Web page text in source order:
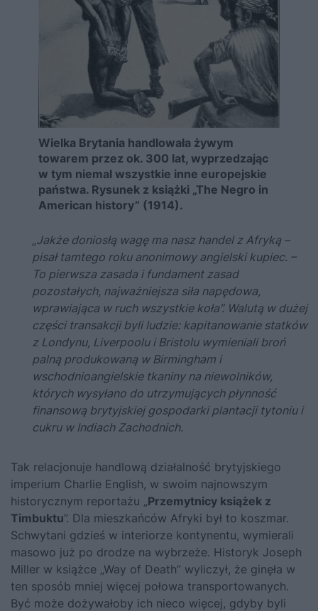
Wielka Brytania handlowała żywym
towarem przez ok. 300 lat, wyprzedzając
w tym niemal wszystkie inne europejskie
państwa. Rysunek z książki „The Negro in
American history” (1914).
„Jakże doniosłą wagę ma nasz handel z Afryką –
pisał tamtego roku anonimowy angielski kupiec. –
To pierwsza zasada i fundament zasad
pozostałych, najważniejsza siła napędowa,
wprawiająca w ruch wszystkie koła”. Walutą w dużej
części transakcji byli ludzie: kapitanowanie statków
z Londynu, Liverpoolu i Bristolu wymieniali broń
palną produkowaną w Birmingham i
wschodnioangielskie tkaniny na niewolników,
których wysyłano do utrzymujących płynność
finansową brytyjskiej gospodarki plantacji tytoniu i
cukruw Indiach Zachodnich.
Tak relacjonuje handlową działalność brytyjskiego
imperium Charlie English, w swoim najnowszym
historycznym reportażu „Przemytnicy książek z
Timbuktu”. Dla mieszkańców Afryki był to koszmar.
Schwytani gdzieś w interiorze kontynentu, wymierali
masowo już po drodze na wybrzeże. Historyk Joseph
Miller w książce „Way of Death” wyliczył, że ginęła w
ten sposób mniej więcej połowa transportowanych.
Być może dożywałoby ich nieco więcej, gdyby byli